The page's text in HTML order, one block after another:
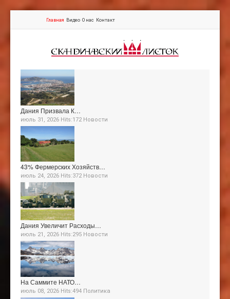
Главная Видео О нас Контакт
Дания Призвала К…
июль 31, 2026 Hits:172 Новости
43% Фермерских Хозяйств…
июль 24, 2026 Hits:372 Новости
Дания Увеличит Расходы…
июль 21, 2026 Hits:295 Новости
На Саммите НАТО…
июль 08, 2026 Hits:494 Политика